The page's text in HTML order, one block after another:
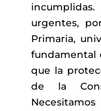
urgentes,
Primaria,
fundamental
que la
de la